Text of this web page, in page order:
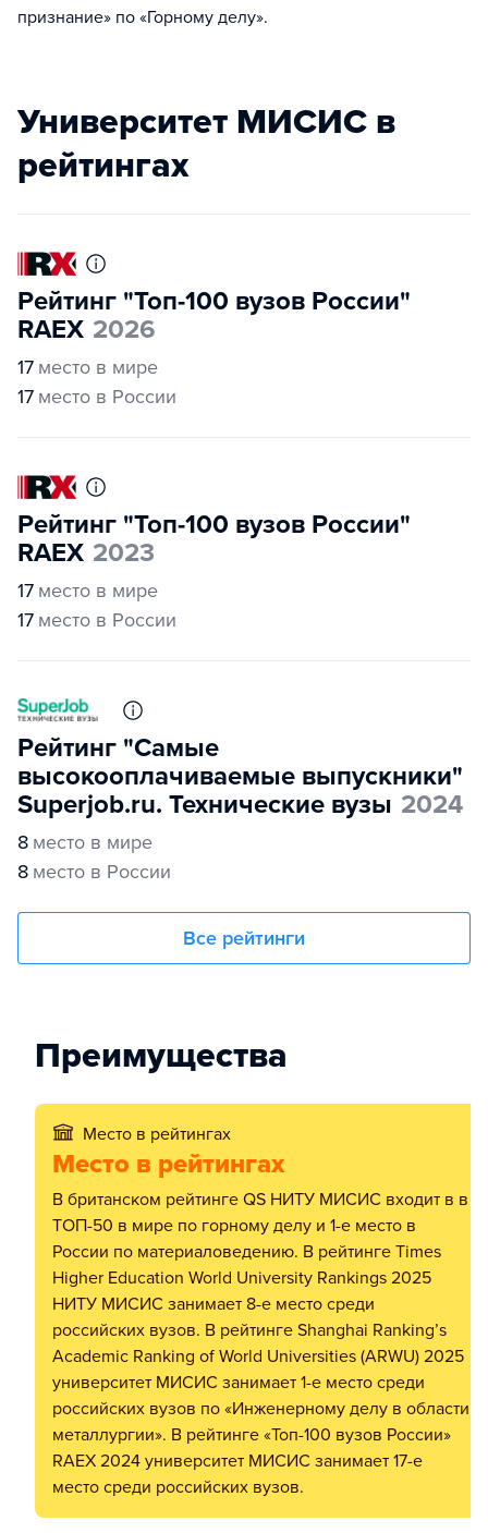
признание» по «Горному делу».
Университет МИСИС в
рейтингах
Рейтинг "Топ-100 вузов России"
RAEX 2026
17 место в мире
17 место в России
Рейтинг "Топ-100 вузов России"
RAEX 2023
17 место в мире
17 место в России
Рейтинг "Самые
высокооплачиваемые выпускники"
Superjob.ru. Технические вузы 2024
8 место в мире
8 место в России
Все рейтинги
Преимущества
Место в рейтингах
Место в рейтингах
В британском рейтинге QS НИТУ МИСИС входит в в
ТОП-50 в мире по горному делу и 1-е место в
России по материаловедению. В рейтинге Times
Higher Education World University Rankings 2025
НИТУ МИСИС занимает 8-е место среди
российских вузов. В рейтинге Shanghai Ranking’s
Academic Ranking of World Universities (ARWU) 2025
университет МИСИС занимает 1-е место среди
российских вузов по «Инженерному делу в области
металлургии». В рейтинге «Топ-100 вузов России»
RAEX 2024 университет МИСИС занимает 17-е
место среди российских вузов.